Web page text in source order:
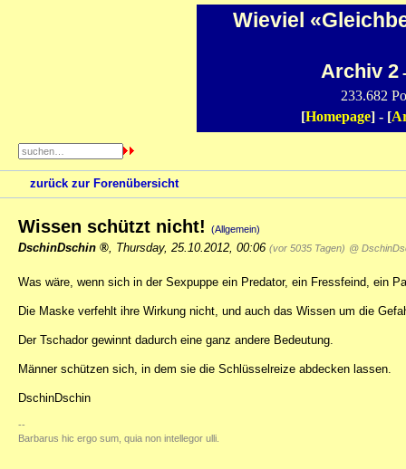
Wieviel
Archiv 2
233.682
[Homepage] - [
zurück zur Forenübersicht
Wissen schützt nicht! (Allgemein)
DschinDschin Thursday, 25.10.2012, 00:06 (vor 5035 Tagen) @
Was wäre, wenn sich in der Sexpuppe ein Predator, ein Fressfeind, ein
Die Maske verfehlt ihre Wirkung nicht, und auch das Wissen um die
Der Tschador gewinnt dadurch eine ganz andere Bedeutung.
Männer schützen sich, in dem sie die Schlüsselreize abdecken lassen.
DschinDschin
--
Barbarus hic ergo sum, quia non intellegor ulli.